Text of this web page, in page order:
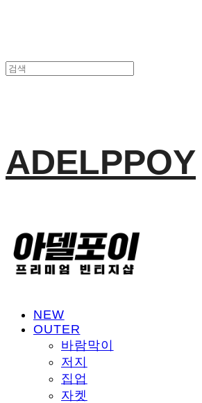
ADELPPOY
NEW
OUTER
바람막이
저지
집업
자켓